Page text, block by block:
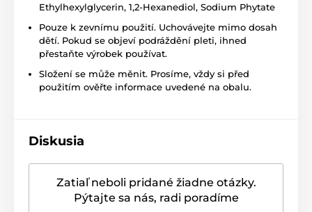
Ethylhexylglycerin, 1,2-Hexanediol, Sodium Phytate
Pouze k zevnímu použití. Uchovávejte mimo dosah
dětí. Pokud se objeví podráždění pleti, ihned
přestaňte výrobek používat.
Složení se může měnit. Prosíme, vždy si před
použitím ověřte informace uvedené na obalu.
Diskusia
Zatiaľ neboli pridané žiadne otázky.
Pýtajte sa nás, radi poradíme